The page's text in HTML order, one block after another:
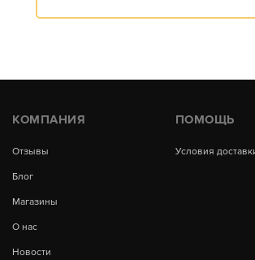
КОМПАНИЯ
Отзывы
Блог
Магазины
О нас
Новости
ПОМОЩЬ
Условия